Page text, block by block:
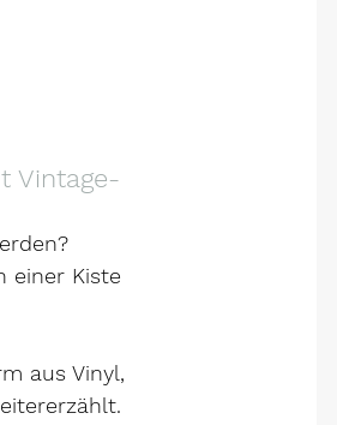
Vintage-
einer Kiste
aus Vinyl,